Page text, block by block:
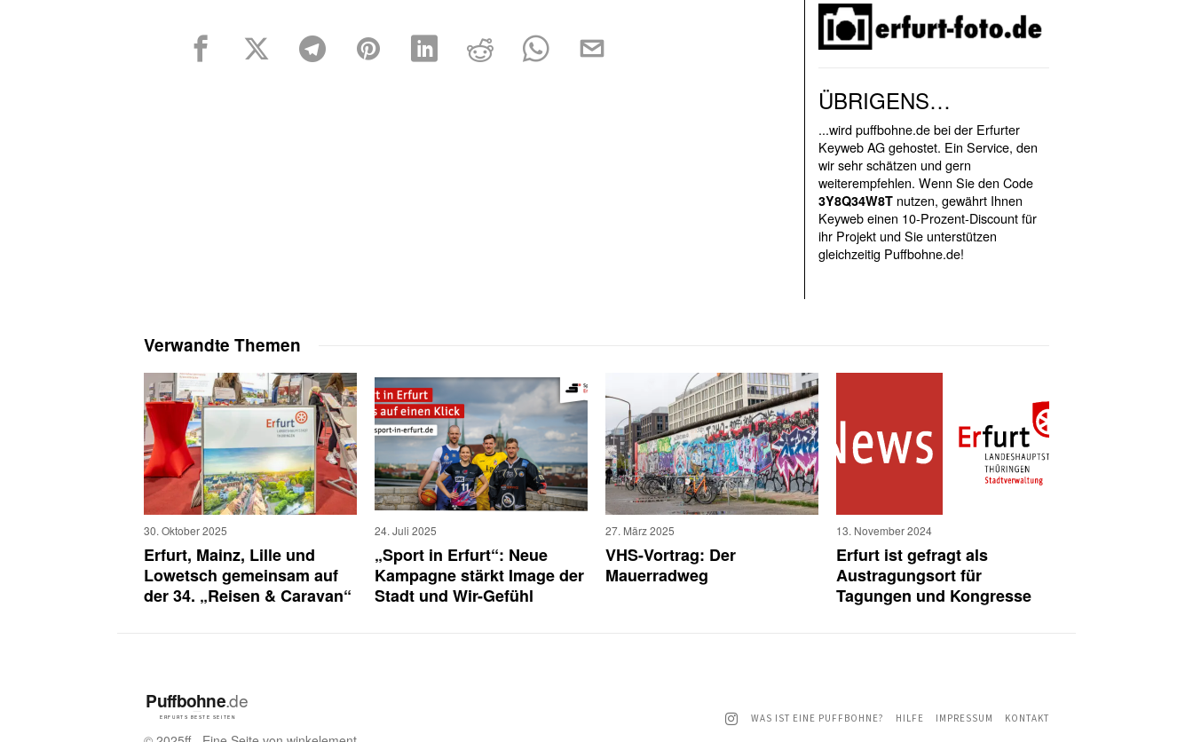
ÜBRIGENS…
...wird puffbohne.de bei der Erfurter
Keyweb AG gehostet. Ein Service, den
wir sehr schätzen und gern
weiterempfehlen. Wenn Sie den Code
3Y8Q34W8T nutzen, gewährt Ihnen
Keyweb einen 10-Prozent-Discount für
ihr Projekt und Sie unterstützen
gleichzeitig Puffbohne.de!
Verwandte Themen
30. Oktober 2025
Erfurt, Mainz, Lille und
Lowetsch gemeinsam auf
der 34. „Reisen & Caravan“
24. Juli 2025
„Sport in Erfurt“: Neue
Kampagne stärkt Image der
Stadt und Wir-Gefühl
27. März 2025
VHS-Vortrag: Der
Mauerradweg
13. November 2024
Erfurt ist gefragt als
Austragungsort für
Tagungen und Kongresse
WAS IST EINE PUFFBOHNE? HILFE IMPRESSUM KONTAKT